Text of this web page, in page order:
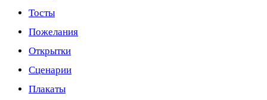
Тосты
Пожелания
Открытки
Сценарии
Плакаты